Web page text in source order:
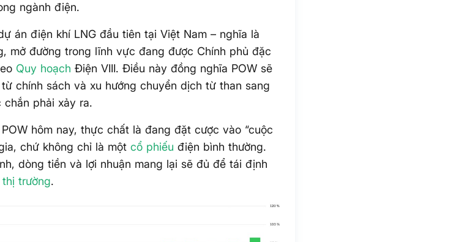
ngành điện.
án điện khí LNG đầu tiên tại Việt Nam – nghĩa là
mở đường trong lĩnh vực đang được Chính phủ đặc
Quy hoạch Điện VIII. Điều này đồng nghĩa POW sẽ
chính sách và xu hướng chuyển dịch từ than sang
chắn phải xảy ra.
hôm nay, thực chất là đang đặt cược vào “cuộc
chứ không chỉ là mộtcổ phiếu điện bình thường.
dòng tiền và lợi nhuận mang lại sẽ đủ để tái định
thị trường.